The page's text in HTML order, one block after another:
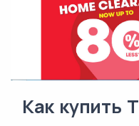
Как купить